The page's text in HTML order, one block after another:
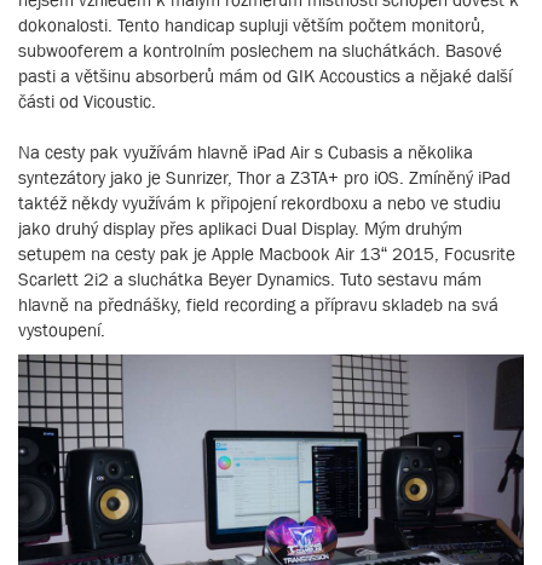
dokonalosti. Tento handicap supluji větším počtem monitorů,
subwooferem a kontrolním poslechem na sluchátkách. Basové
pasti a většinu absorberů mám od GIK Accoustics a nějaké další
části od Vicoustic.
Na cesty pak využívám hlavně iPad Air s Cubasis a několika
syntezátory jako je Sunrizer, Thor a Z3TA+ pro iOS. Zmíněný iPad
taktéž někdy využívám k připojení rekordboxu a nebo ve studiu
jako druhý display přes aplikaci Dual Display. Mým druhým
setupem na cesty pak je Apple Macbook Air 13“ 2015, Focusrite
Scarlett 2i2 a sluchátka Beyer Dynamics. Tuto sestavu mám
hlavně na přednášky, field recording a přípravu skladeb na svá
vystoupení.